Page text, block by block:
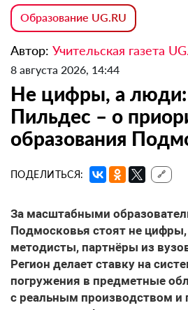
Образование UG.RU
Автор: Учительская газета
8 августа 2026, 14:44
Не цифры, а
Пильдес – о
образования
ПОДЕЛИТЬСЯ: 🔗
За масштабными
Подмосковья стоят не
методисты, партнёры из
Регион делает ставку на
погружения в предметные
с реальным производством и